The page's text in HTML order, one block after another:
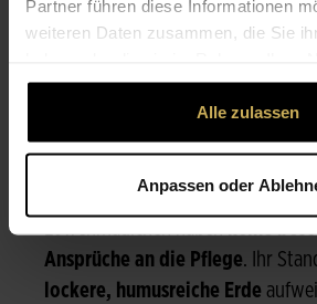
Partner führen diese Informationen
weiteren Daten zusammen, die Sie
gesammelt haben.
Alle zulassen
Anpassen oder
PFLEGEN UND
PFLANZEN
Löwenmäulchen habenkeine
Ansprüche an die Pflege. Ihr
lockere, humusreiche Erde